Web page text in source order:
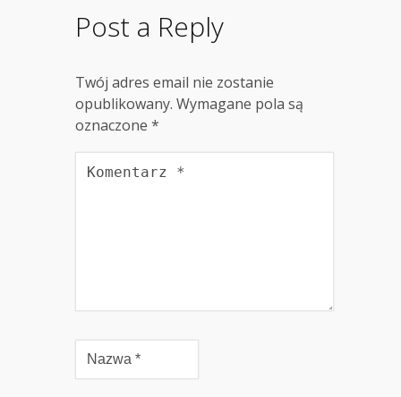
Post a Reply
Twój adres email nie zostanie
opublikowany. Wymagane pola są
oznaczone *